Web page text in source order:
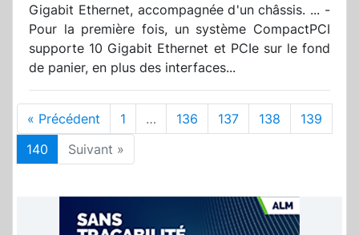
Gigabit Ethernet, accompagnée d'un châssis. ... -
Pour la première fois, un système CompactPCI
supporte 10 Gigabit Ethernet et PCIe sur le fond
de panier, en plus des interfaces...
« Précédent 1 … 136 137 138
139
140
Suivant »